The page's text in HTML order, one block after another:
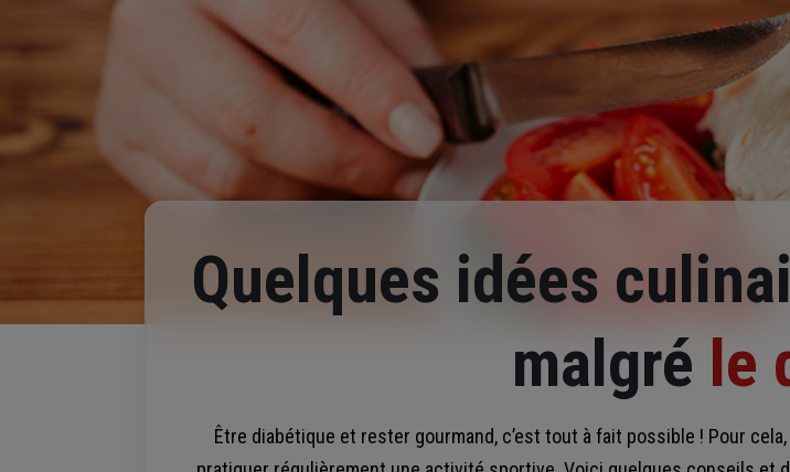
Quelques idées
malgré le
Être diabétique et rester gourmand, c’est tout à fait possible ! Pour